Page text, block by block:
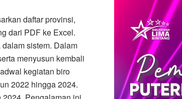
daftar provinsi,
dari PDF ke Excel.
sistem. Dalam
menyusun kembali
kegiatan biro
2022 hingga 2024.